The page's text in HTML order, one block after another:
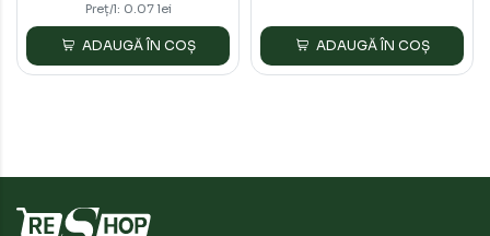
Preț/l: 0.07 lei
ADAUGĂ ÎN COȘ ADAUGĂ ÎN COȘ